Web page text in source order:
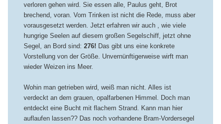
verloren gehen wird. Sie essen alle, Paulus geht, Brot
brechend, voran. Vom Trinken ist nicht die Rede, muss aber
vorausgesetzt werden. Jetzt erfahren wir auch , wie viele
hungrige Seelen auf diesem großen Segelschiff, jetzt ohne
Segel, an Bord sind: 276! Das gibt uns eine konkrete
Vorstellung von der Größe. Unvernünftigerweise wirft man
wieder Weizen ins Meer.
Wohin man getrieben wird, weiß man nicht. Alles ist
verdeckt an dem grauen, opalfarbenen Himmel. Doch man
entdeckt eine Bucht mit flachem Strand. Kann man hier
auflaufen lassen?? Das noch vorhandene Bram-Vordersegel